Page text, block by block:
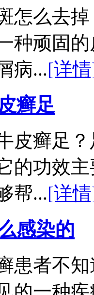
怎么去
种顽固
病...[详
癣足
皮癣足
的功效
帮...[详
感染的
患者不